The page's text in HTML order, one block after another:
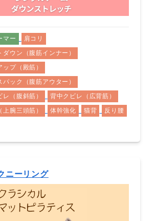
マー
肩コリ
ダウン（腹筋インナー）
ップ（殿筋）
パック（腹筋アウター）
レ（腹斜筋）
背中クビレ（広背筋）
上腕三頭筋）
体幹強化 猫背
反り腰
ニーリング